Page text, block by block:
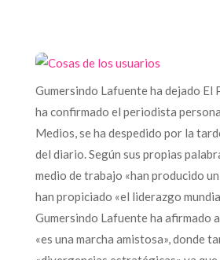
Gumersindo Lafuente ha dejado El
ha confirmado el periodista
Medios, se ha despedido por la
del diario. Según sus propias
medio de trabajo «han producido
han propiciado «el liderazgo
Gumersindo Lafuente ha afirmado
«es una marcha amistosa», donde